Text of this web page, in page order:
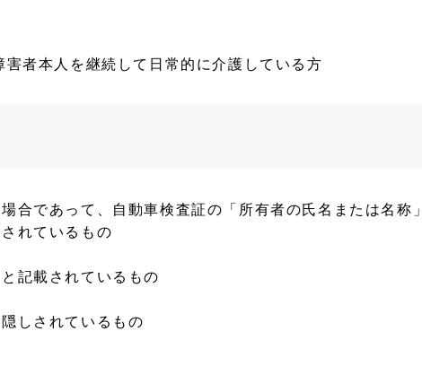
者本人を継続して日常的に介護している方
合であって、自動車検査証の「所有者の氏名または名称」
れているもの
記載されているもの
しされているもの